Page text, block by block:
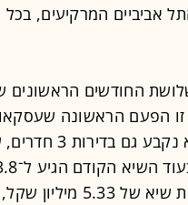
אביביים המרקיעים,
שנמכרו בשלושת החודשים
מיליון שקל. זו הפעם
הרף של 3 מיליון כממוצע
דירות 4 חדרים שנמכרו